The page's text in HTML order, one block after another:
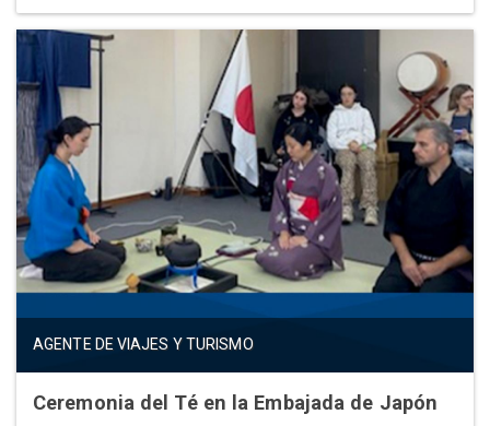
AGENTE DE VIAJES Y TURISMO
Ceremonia del Té en la Embajada de Japón